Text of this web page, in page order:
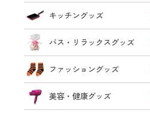
キッチングッズ
バス・リラックスグッズ
ファッショングッズ
美容・健康グッズ